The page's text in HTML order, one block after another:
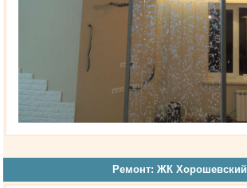
Ремонт: ЖК Хорошевский